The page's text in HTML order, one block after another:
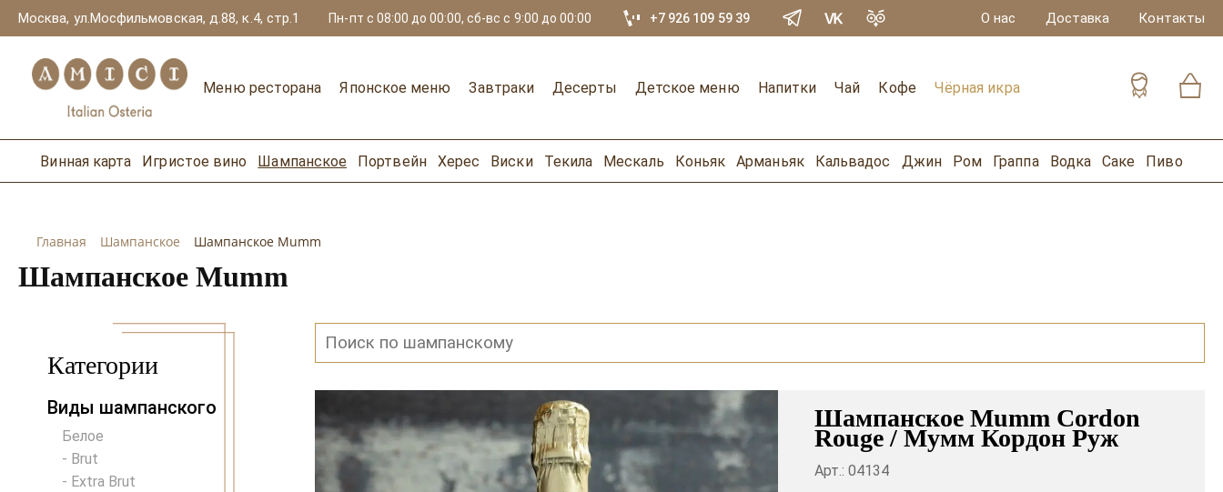
Москва, ул.Мосфильмовская, д.88, к.4, стр.1 Пн-пт с 08:00 до 00:00, сб-вс с 9:00 до 00:00 +7 926 109 59 39 О нас Доставка Контакты
Меню ресторана Японское меню Завтраки Десерты Детское меню Напитки Чай Кофе Чёрная икра
Винная карта Игристое вино Шампанское Портвейн Херес Виски Текила Мескаль Коньяк Арманьяк Кальвадос Джин Ром Граппа Водка Саке Пиво
Главная Шампанское Шампанское Mumm
Шампанское Mumm
Категории
Виды шампанского
Белое
- Brut
- Extra Brut
Шампанское Mumm Cordon
Rouge / Мумм Кордон Руж
Арт.: 04134